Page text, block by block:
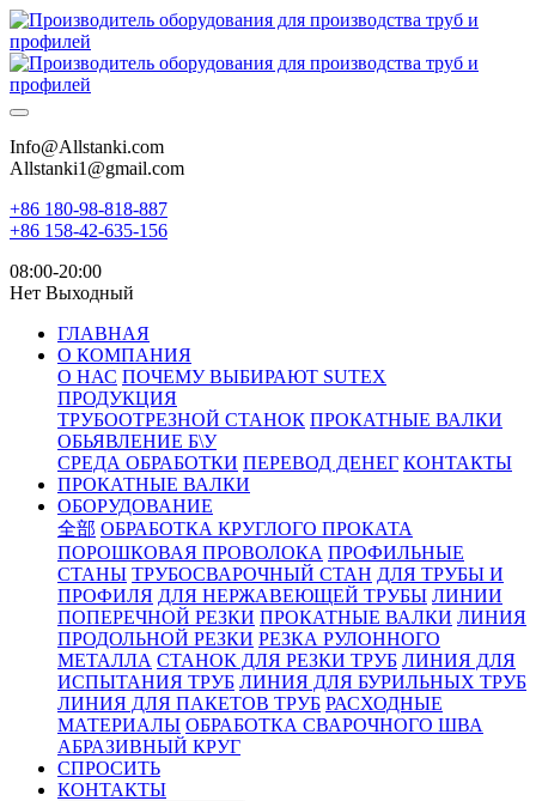
Info@Allstanki.com
Allstanki1@gmail.com
+86 180-98-818-887
+86 158-42-635-156
08:00-20:00
Нет Выходный
ГЛАВНАЯ
О КОМПАНИЯ
О НАС ПОЧЕМУ ВЫБИРАЮТ SUTEX
ПРОДУКЦИЯ
ТРУБООТРЕЗНОЙ СТАНОК ПРОКАТНЫЕ ВАЛКИ
ОБЬЯВЛЕНИЕ Б\У
СРЕДА ОБРАБОТКИ ПЕРЕВОД ДЕНЕГ КОНТАКТЫ
ПРОКАТНЫЕ ВАЛКИ
ОБОРУДОВАНИЕ
全部 ОБРАБОТКА КРУГЛОГО ПРОКАТА
ПОРОШКОВАЯ ПРОВОЛОКА ПРОФИЛЬНЫЕ
СТАНЫ ТРУБОСВАРОЧНЫЙ СТАН ДЛЯ ТРУБЫ И
ПРОФИЛЯ ДЛЯ НЕРЖАВЕЮЩЕЙ ТРУБЫ ЛИНИИ
ПОПЕРЕЧНОЙ РЕЗКИ ПРОКАТНЫЕ ВАЛКИ ЛИНИЯ
ПРОДОЛЬНОЙ РЕЗКИ РЕЗКА РУЛОННОГО
МЕТАЛЛА СТАНОК ДЛЯ РЕЗКИ ТРУБ ЛИНИЯ ДЛЯ
ИСПЫТАНИЯ ТРУБ ЛИНИЯ ДЛЯ БУРИЛЬНЫХ ТРУБ
ЛИНИЯ ДЛЯ ПАКЕТОВ ТРУБ РАСХОДНЫЕ
МАТЕРИАЛЫ OБРАБОТКА СВАРОЧНОГО ШВА
АБРАЗИВНЫЙ КРУГ
СПРОСИТЬ
КОНТАКТЫ